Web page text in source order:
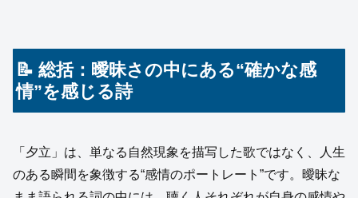
📝 総括：曖昧さの中にある“確かな感
情”を感じる詩
「夕立」は、単なる自然現象を描写した歌ではなく、人生
のある瞬間を象徴する“感情のポートレート”です。曖昧な